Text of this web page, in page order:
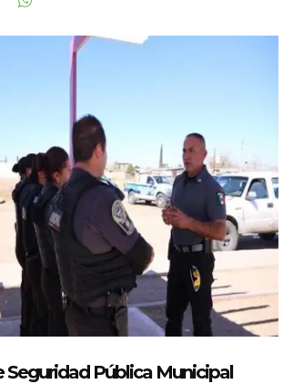
Seguridad Pública Municipal